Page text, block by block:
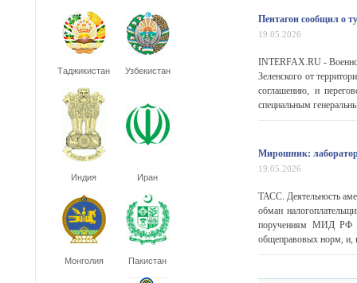
Таджикистан Узбекистан
Индия Иран
Монголия Пакистан
Пентагон сообщил о
19.05.2026
INTERFAX.RU -
Зеленского от
соглашению, и
специальным
Мирошник:
19.05.2026
ТАСС. Деятельность
обман
поручениям МИД РФ
общеправовых норм, и,